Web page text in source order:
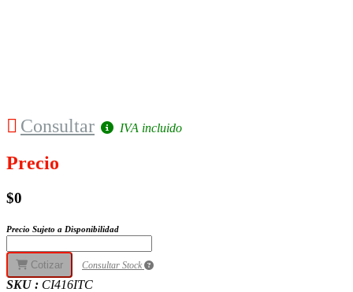
Consultar IVA incluido
Precio
$0
Precio Sujeto a Disponibilidad
Cotizar Consultar Stock
SKU : CI416ITC